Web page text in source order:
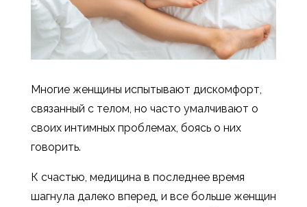
Многие женщины испытывают дискомфорт,
связанный с телом, но часто умалчивают о
своих интимных проблемах, боясь о них
говорить.
К счастью, медицина в последнее время
шагнула далеко вперед, и все больше женщин